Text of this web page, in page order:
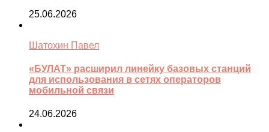
25.06.2026
Шатохин Павел
«БУЛАТ» расширил линейку базовых станций
для использования в сетях операторов
мобильной связи
24.06.2026